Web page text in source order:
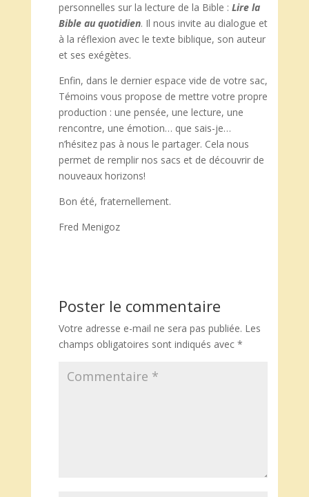
personnelles sur la lecture de la Bible : Lire la
Bible au quotidien. Il nous invite au dialogue et
à la réflexion avec le texte biblique, son auteur
et ses exégètes.
Enfin, dans le dernier espace vide de votre sac,
Témoins vous propose de mettre votre propre
production : une pensée, une lecture, une
rencontre, une émotion… que sais-je…
n’hésitez pas à nous le partager. Cela nous
permet de remplir nos sacs et de découvrir de
nouveaux horizons!
Bon été, fraternellement.
Fred Menigoz
Poster le commentaire
Votre adresse e-mail ne sera pas publiée. Les
champs obligatoires sont indiqués avec *